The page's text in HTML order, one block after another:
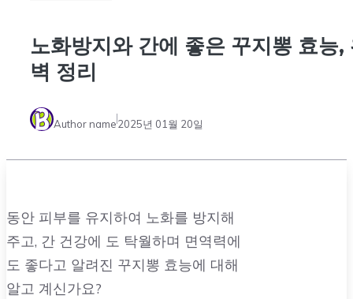
노화방지와 간에 좋은 꾸지뽕 효능,
벽 정리
Author name2025년 01월 20일
동안 피부를 유지하여 노화를 방지해
주고, 간 건강에 도 탁월하며 면역력에
도 좋다고 알려진 꾸지뽕 효능에 대해
알고 계신가요?